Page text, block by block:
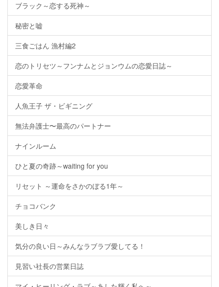
ブラック～恋する死神～
秘密と嘘
三食ごはん 漁村編2
恋のトリセツ～フンナムとジョンウムの恋愛日誌～
恋愛革命
人魚王子 ザ・ビギニング
無法弁護士〜最高のパートナー
ナインルーム
ひと夏の奇跡～waiting for you
リセット ～運命をさかのぼる1年～
チョコバンク
美しき日々
気分の良い日～みんなラブラブ愛してる！
見習い社長の営業日誌